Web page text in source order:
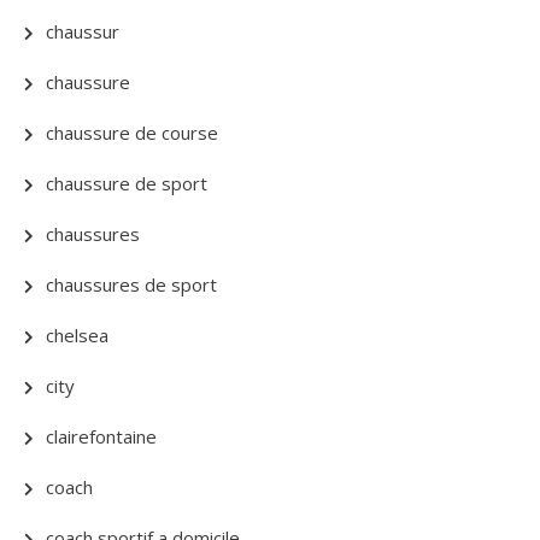
chaussur
chaussure
chaussure de course
chaussure de sport
chaussures
chaussures de sport
chelsea
city
clairefontaine
coach